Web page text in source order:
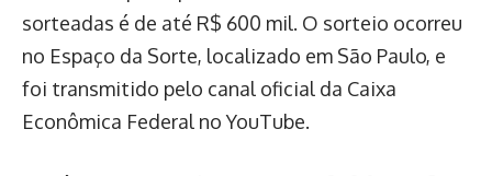
sorteadas é de até R$ 600 mil. O sorteio ocorreu
no Espaço da Sorte, localizado em São Paulo, e
foi transmitido pelo canal oficial da Caixa
Econômica Federal no YouTube.